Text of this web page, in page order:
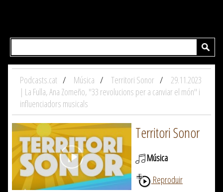
Podcasts.cat Música Territori Sonor
29.11.2023
| La Fulla, Ana Zomeño, "33 revolucions per a canviar el món" i
influenciadors musicals
Territori Sonor
Música
Reproduir